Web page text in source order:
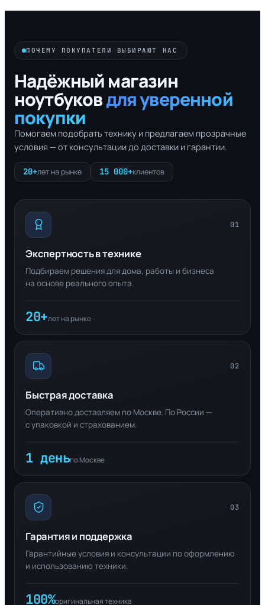
ПОЧЕМУ ПОКУПАТЕЛИ ВЫБИРАЮТ НАС
Надёжный магазин
ноутбуковдля уверенной
покупки
Помогаем подобрать технику и предлагаем прозрачные
условия — от консультации до доставки и гарантии.
20+лет на рынке 15 000+клиентов
01
Экспертность в технике
Подбираем решения для дома, работы и бизнеса
на основе реального опыта.
20+лет на рынке
02
Быстрая доставка
Оперативно доставляем по Москве. По России —
с упаковкой и страхованием.
1 деньпо Москве
03
Гарантия и поддержка
Гарантийные условия и консультации по оформлению
и использованию техники.
100%оригинальная техника